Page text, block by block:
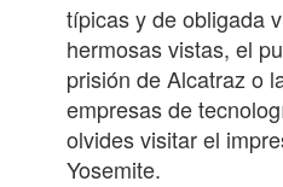
típicas y de obligada
hermosas vistas, el
prisión de Alcatraz o
empresas de
olvides visitar el
Yosemite.